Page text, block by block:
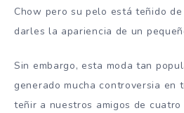
Chow pero su pelo está teñido
darles la apariencia de un
Sin embargo, esta moda tan
generado mucha controversia en
teñir a nuestros amigos de